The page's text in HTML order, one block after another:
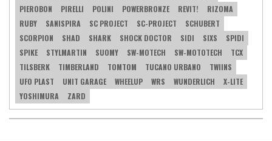
PIEROBON
PIRELLI POLINI POWERBRONZE REVIT!
RIZOMA
RUBY
SANISPIRA SC PROJECT SC-PROJECT
SCHUBERT
SCORPION
SHAD SHARK SHOCK DOCTOR SIDI SIXS
SPIDI
SPIKE
STYLMARTIN SUOMY SW-MOTECH SW-MOTOTECH
TCX
TILSBERK
TIMBERLAND TOMTOM TUCANO URBANO
TWIINS
UFO PLAST
UNIT GARAGE WHEELUP WRS WUNDERLICH
X-LITE
YOSHIMURA
ZARD